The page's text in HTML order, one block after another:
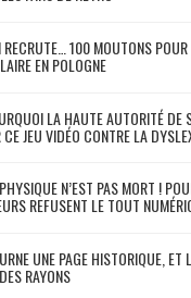
100 MOUTONS POUR
EN POLOGNE
LA HAUTE AUTORITÉ DE
JEU VIDÉO CONTRE LA
N’EST PAS MORT !
REFUSENT LE TOUT
UNE PAGE HISTORIQUE,
RAYONS